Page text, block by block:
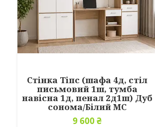
Стінка Тіпс (шафа 4д, стіл
письмовий 1ш, тумба
навісна 1д, пенал 2д1ш) Дуб
сонома/Білий МС
9 600 ₴